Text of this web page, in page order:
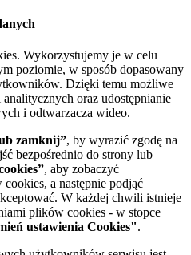
Wykorzystujemy je w celu
poziomie, w sposób dopasowany
Dzięki temu możliwe
oraz udostępnianie
i odtwarzacza wideo.
zamknij”, by wyrazić zgodę na
bezpośrednio do strony lub
, aby zobaczyć
a następnie podjąć
W każdej chwili istnieje
plików cookies - w stopce
ustawienia Cookies".